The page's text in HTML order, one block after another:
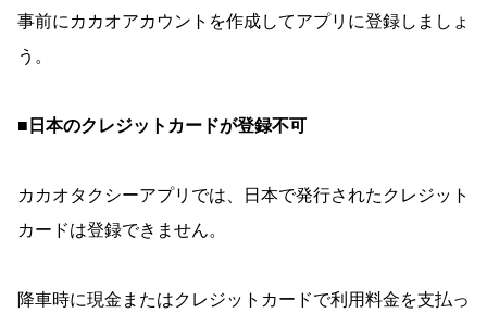
事前にカカオアカウントを作成してアプリに登録しましょ
う。
■日本のクレジットカードが登録不可
カカオタクシーアプリでは、日本で発行されたクレジット
カードは登録できません。
降車時に現金またはクレジットカードで利用料金を支払っ